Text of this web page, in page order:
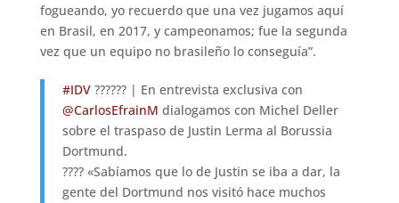
fogueando, yo recuerdo que una vez jugamos aquí
en Brasil, en 2017, y campeonamos; fue la segunda
vez que un equipo no brasileño lo conseguía”.
#IDV?????? | En entrevista exclusiva con
@CarlosEfrainM dialogamos con Michel Deller
sobre el traspaso de Justin Lerma al Borussia
Dortmund.
???? «Sabíamos que lo de Justin se iba a dar, la
gente del Dortmund nos visitó hace muchos